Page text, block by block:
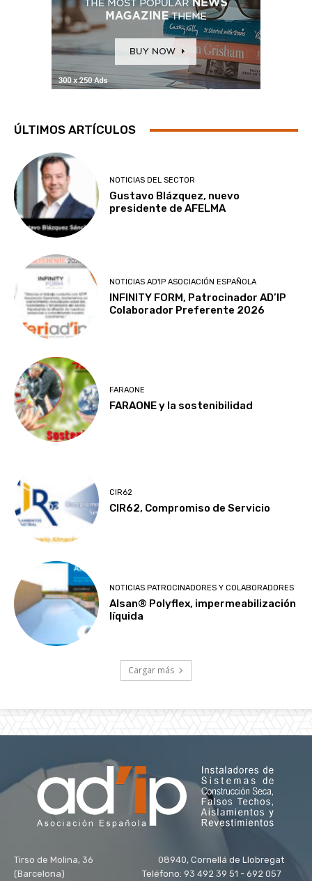
ÚLTIMOS ARTÍCULOS
NOTICIAS DEL SECTOR
Gustavo Blázquez, nuevo
presidente de AFELMA
NOTICIAS AD'IP ASOCIACIÓN ESPAÑOLA
INFINITY FORM, Patrocinador AD’IP
Colaborador Preferente 2026
FARAONE
FARAONE y la sostenibilidad
CIR62
CIR62, Compromiso de Servicio
NOTICIAS PATROCINADORES Y COLABORADORES
Alsan® Polyflex, impermeabilización
líquida
Cargar más
Tirso de Molina, 36 08940, Cornellá de Llobregat
(Barcelona) Teléfono: 93 492 39 51 - 692 057